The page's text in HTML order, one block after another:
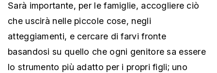
Sarà importante, per le famiglie, accogliere ciò
che uscirà nelle piccole cose, negli
atteggiamenti, e cercare di farvi fronte
basandosi su quello che ogni genitore sa essere
lo strumento più adatto per i propri figli; uno